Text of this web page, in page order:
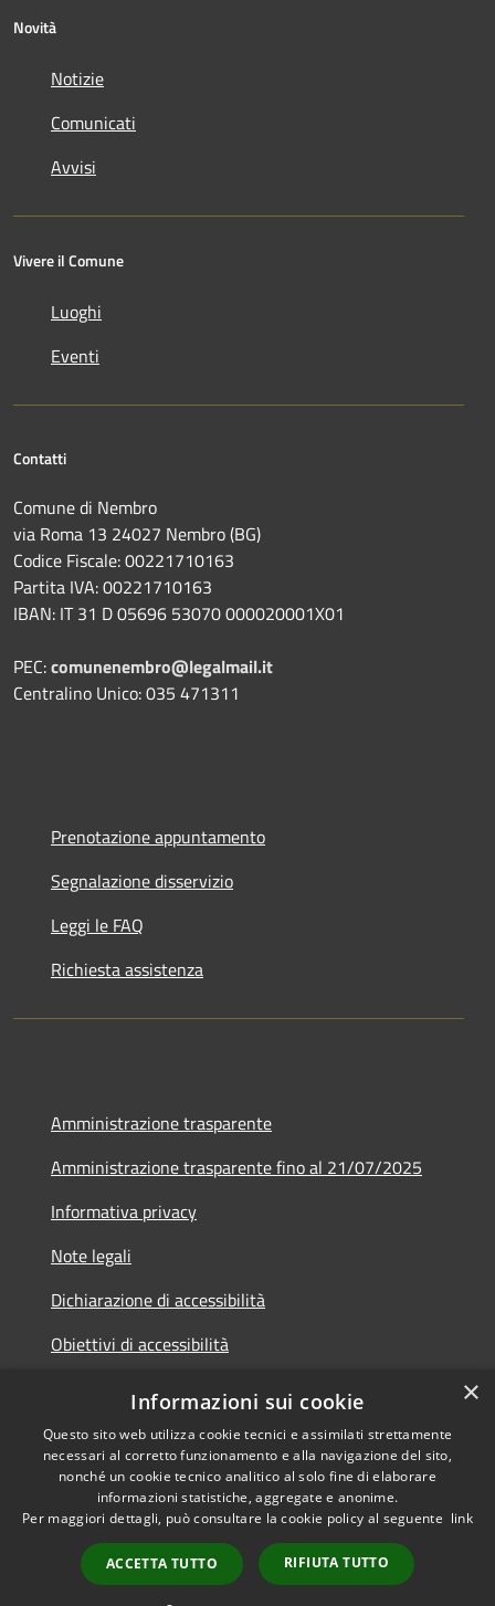
Novità
Notizie
Comunicati
Avvisi
Vivere il Comune
Luoghi
Eventi
Contatti
Comune di Nembro
via Roma 13 24027 Nembro (BG)
Codice Fiscale: 00221710163
Partita IVA: 00221710163
IBAN: IT 31 D 05696 53070 000020001X01
PEC:comunenembro@legalmail.it
Centralino Unico: 035 471311
Prenotazione appuntamento
Segnalazione disservizio
Leggi le FAQ
Richiesta assistenza
Amministrazione trasparente
Amministrazione trasparente fino al 21/07/2025
Informativa privacy
Note legali
Dichiarazione di accessibilità
Obiettivi di accessibilità
Piano di miglioramento
Accessibilità
Copyright © 2026 • Comune di
Nembro • Powered by
Municipium•
Accesso redazione
×
Informazioni sui cookie
Questo sito web utilizza cookie tecnici e assimilati strettamente
necessari al corretto funzionamento e alla navigazione del sito,
nonché un cookie tecnico analitico al solo fine di elaborare
informazioni statistiche, aggregate e anonime.
Per maggiori dettagli, può consultare la cookie policy al seguente link
ACCETTA TUTTO RIFIUTA TUTTO